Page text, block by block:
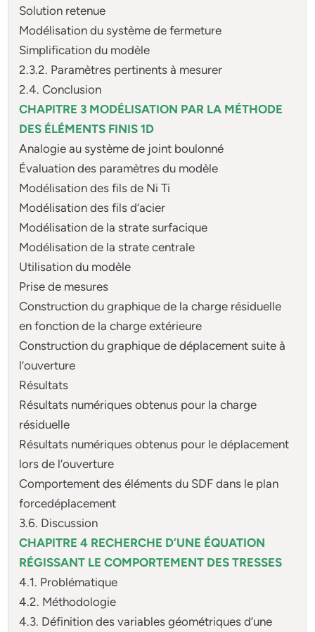
Solution retenue
Modélisation du système de fermeture
Simplification du modèle
2.3.2. Paramètres pertinents à mesurer
2.4. Conclusion
CHAPITRE 3 MODÉLISATION PAR LA MÉTHODE
DES ÉLÉMENTS FINIS 1D
Analogie au système de joint boulonné
Évaluation des paramètres du modèle
Modélisation des fils de Ni Ti
Modélisation des fils d’acier
Modélisation de la strate surfacique
Modélisation de la strate centrale
Utilisation du modèle
Prise de mesures
Construction du graphique de la charge résiduelle
en fonction de la charge extérieure
Construction du graphique de déplacement suite à
l’ouverture
Résultats
Résultats numériques obtenus pour la charge
résiduelle
Résultats numériques obtenus pour le déplacement
lors de l’ouverture
Comportement des éléments du SDF dans le plan
forcedéplacement
3.6. Discussion
CHAPITRE 4 RECHERCHE D’UNE ÉQUATION
RÉGISSANT LE COMPORTEMENT DES TRESSES
4.1. Problématique
4.2. Méthodologie
4.3. Définition des variables géométriques d’une